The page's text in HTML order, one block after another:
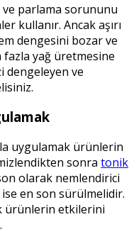
parlama sorununu
kullanır. Ancak aşırı
dengesini bozar ve
yağ üretmesine
dengeleyen ve
uygulamak ürünlerin
sonra tonik
olarak nemlendirici
en son sürülmelidir.
ürünlerin etkilerini